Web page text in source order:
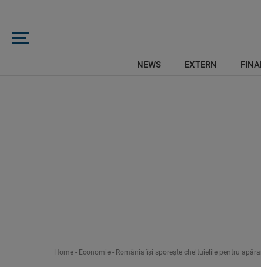
NEWS EXTERN
Home - Economie - România îşi sporeşte cheltuielile pentru